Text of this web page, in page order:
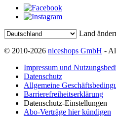
Land
© 2010-2026 niceshops GmbH -
Impressum und
Datenschutz
Allgemeine
Barrierefreiheitserklärung
Datenschutz-Einstellungen
Abo-Verträge hier kündigen